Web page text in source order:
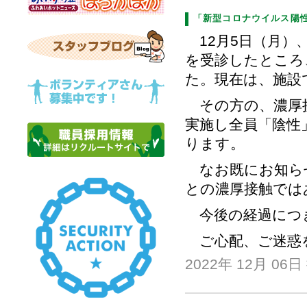
「新型コロナウイルス陽
12月5日（月）
を受診したとこ
た。現在は、施
その方の、濃厚
実施し全員「陰
ります。
なお既にお知ら
との濃厚接触で
今後の経過につ
ご心配、ご迷惑
2022年 12月 06日